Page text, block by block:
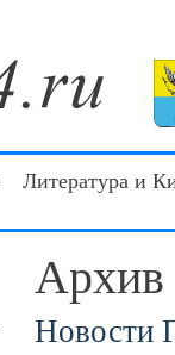
Литература и
Архив
Новости